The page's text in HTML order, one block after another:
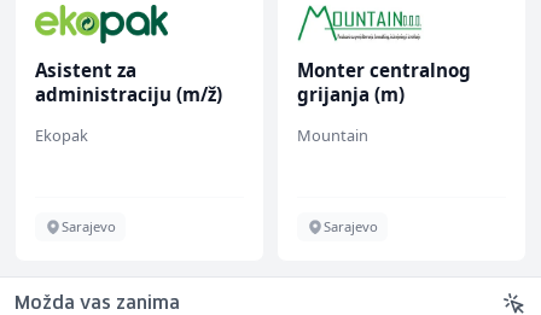
Asistent za
administraciju (m/ž)
Ekopak
Sarajevo
Monter centralnog
grijanja (m)
Mountain
Sarajevo
Možda vas zanima